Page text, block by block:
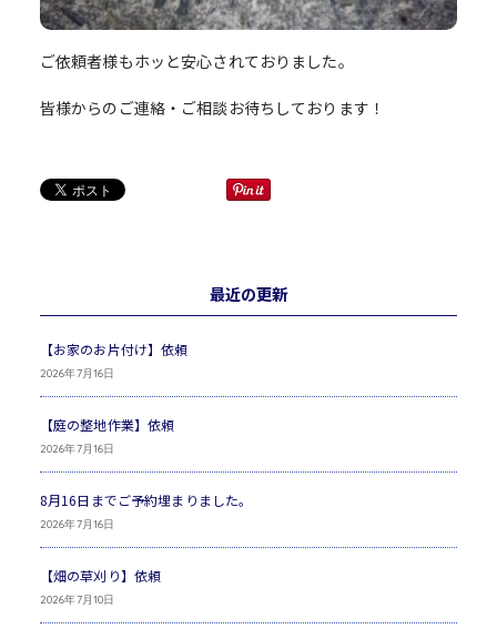
ご依頼者様もホッと安心されておりました。
皆様からのご連絡・ご相談お待ちしております！
最近の更新
【お家のお片付け】依頼
2026年7月16日
【庭の整地作業】依頼
2026年7月16日
8月16日までご予約埋まりました。
2026年7月16日
【畑の草刈り】依頼
2026年7月10日